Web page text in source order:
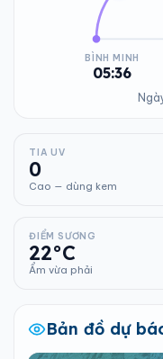
BÌNH MINH
05:36
TIA UV
0
Cao — dùng kem
ĐIỂM SƯƠNG
22°C
Ẩm vừa phải
Bản đồ dự